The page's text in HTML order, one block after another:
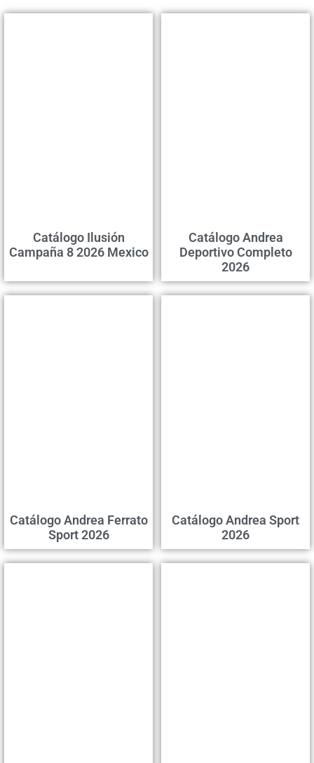
Catálogo Ilusión
Campaña 8 2026 Mexico
Catálogo Andrea
Deportivo Completo
2026
Catálogo Andrea Ferrato
Sport 2026
Catálogo Andrea Sport
2026